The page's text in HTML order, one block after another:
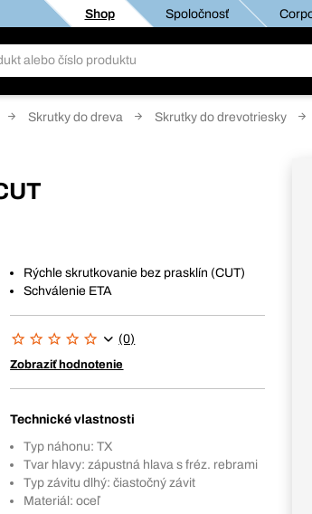
Shop Spoločnosť
Skrutky do dreva Skrutky do drevotriesky
Rýchle skrutkovanie bez prasklín (CUT)
Schválenie ETA
(0)
Zobraziť hodnotenie
Technické vlastnosti
Typ náhonu: TX
Tvar hlavy: zápustná hlava s fréz. rebrami
Typ závitu dlhý: čiastočný závit
Materiál: oceľ